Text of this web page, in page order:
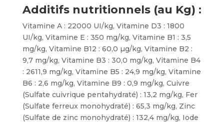
Additifs nutritionnels (au Kg) :
Vitamine A : 22000 UI/kg, Vitamine D3 : 1800
UI/kg, Vitamine E : 350 mg/kg, Vitamine B1 : 3,5
mg/kg, Vitamine B12 : 60,0 µg/kg, Vitamine B2 :
9,7 mg/kg, Vitamine B3 : 30,0 mg/kg, Vitamine B4
: 2611,9 mg/kg, Vitamine B5 : 24,9 mg/kg, Vitamine
B6 : 2,6 mg/kg, Vitamine B9 : 0,9 mg/kg, Cuivre
(Sulfate cuivrique pentahydraté) : 13,2 mg/kg, Fer
(Sulfate ferreux monohydraté) : 65,3 mg/kg, Zinc
(Sulfate de zinc monohydraté) : 132,4 mg/kg, Iode